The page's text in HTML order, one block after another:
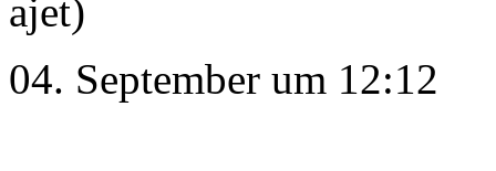
ajet)
04. September um 12:12